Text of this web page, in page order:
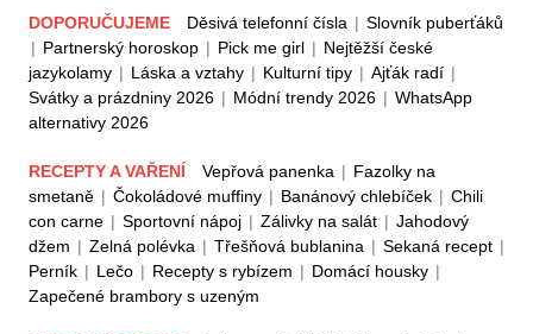
DOPORUČUJEME Děsivá telefonní čísla | Slovník puberťáků
| Partnerský horoskop | Pick me girl | Nejtěžší české
jazykolamy | Láska a vztahy | Kulturní tipy | Ajťák radí |
Svátky a prázdniny 2026 | Módní trendy 2026 | WhatsApp
alternativy 2026
RECEPTY A VAŘENÍ Vepřová panenka | Fazolky na
smetaně | Čokoládové muffiny | Banánový chlebíček | Chili
con carne | Sportovní nápoj | Zálivky na salát | Jahodový
džem | Zelná polévka | Třešňová bublanina | Sekaná recept |
Perník | Lečo | Recepty s rybízem | Domácí housky |
Zapečené brambory s uzeným